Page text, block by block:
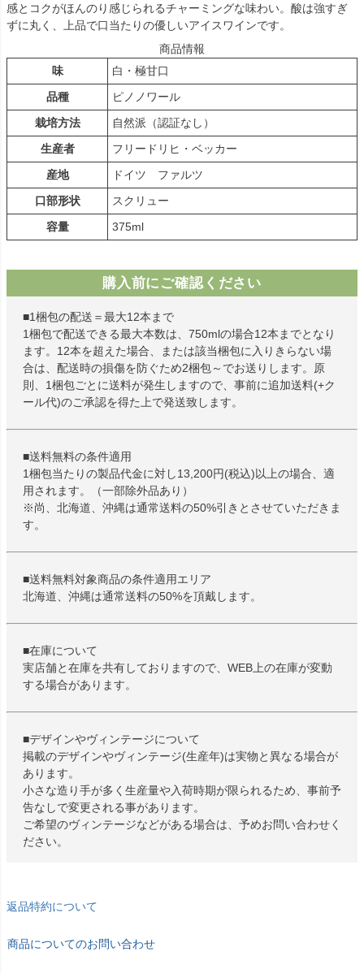
感とコクがほんのり感じられるチャーミングな味わい。酸は強すぎ
ずに丸く、上品で口当たりの優しいアイスワインです。
商品情報
味
白・極甘口
品種
ピノノワール
栽培方法
自然派（認証なし）
生産者
フリードリヒ・ベッカー
産地
ドイツ ファルツ
口部形状
スクリュー
容量
375ml
購入前にご確認ください
■1梱包の配送＝最大12本まで
1梱包で配送できる最大本数は、750mlの場合12本までとなり
ます。12本を超えた場合、または該当梱包に入りきらない場
合は、配送時の損傷を防ぐため2梱包～でお送りします。原
則、1梱包ごとに送料が発生しますので、事前に追加送料(+ク
ール代)のご承認を得た上で発送致します。
■送料無料の条件適用
1梱包当たりの製品代金に対し13,200円(税込)以上の場合、適
用されます。（一部除外品あり）
※尚、北海道、沖縄は通常送料の50%引きとさせていただきま
す。
■送料無料対象商品の条件適用エリア
北海道、沖縄は通常送料の50%を頂戴します。
■在庫について
実店舗と在庫を共有しておりますので、WEB上の在庫が変動
する場合があります。
■デザインやヴィンテージについて
掲載のデザインやヴィンテージ(生産年)は実物と異なる場合が
あります。
小さな造り手が多く生産量や入荷時期が限られるため、事前予
告なしで変更される事があります。
ご希望のヴィンテージなどがある場合は、予めお問い合わせく
ださい。
返品特約について
商品についてのお問い合わせ